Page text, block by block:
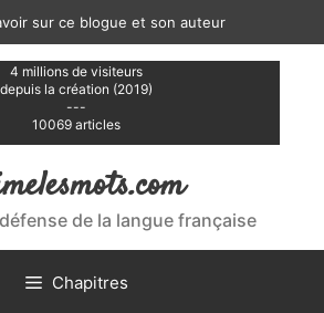
sur ce blogue et son auteur
4 millions de visiteurs
depuis la création (2019)
---
10069 articles
de la langue française
Chapitres